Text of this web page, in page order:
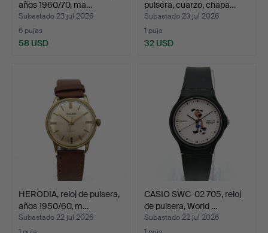
años 1960/70, ma…
Subastado 23 jul 2026
6 pujas
58 USD
pulsera, cuarzo, chapa…
Subastado 23 jul 2026
1 puja
32 USD
HERODIA, reloj de pulsera,
años 1950/60, m…
Subastado 22 jul 2026
CASIO SWC-02 705, reloj
de pulsera, World …
Subastado 22 jul 2026